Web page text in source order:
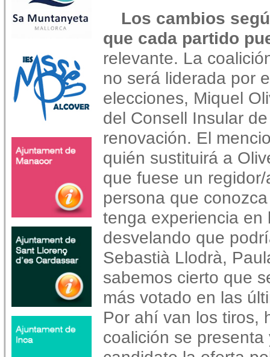
Los cambios
que cada partido
relevante. La
no será liderada por
elecciones, Miquel
del Consell Insular
renovación. El
quién sustituirá a
que fuese un
persona que
tenga experiencia en
desvelando que
Sebastià Llodrà,
sabemos cierto que
más votado en las
Por ahí van los tiros,
coalición se